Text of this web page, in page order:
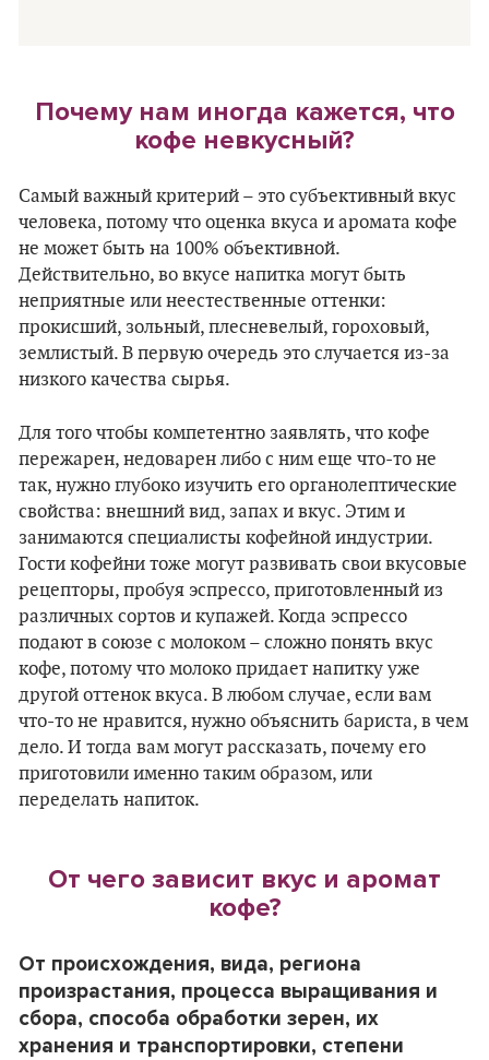
Почему нам иногда кажется, что
кофе невкусный?
Самый важный критерий – это субъективный вкус
человека, потому что оценка вкуса и аромата кофе
не может быть на 100% объективной.
Действительно, во вкусе напитка могут быть
неприятные или неестественные оттенки:
прокисший, зольный, плесневелый, гороховый,
землистый. В первую очередь это случается из-за
низкого качества сырья.
Для того чтобы компетентно заявлять, что кофе
пережарен, недоварен либо с ним еще что-то не
так, нужно глубоко изучить его органолептические
свойства: внешний вид, запах и вкус. Этим и
занимаются специалисты кофейной индустрии.
Гости кофейни тоже могут развивать свои вкусовые
рецепторы, пробуя эспрессо, приготовленный из
различных сортов и купажей. Когда эспрессо
подают в союзе с молоком – сложно понять вкус
кофе, потому что молоко придает напитку уже
другой оттенок вкуса. В любом случае, если вам
что-то не нравится, нужно объяснить бариста, в чем
дело. И тогда вам могут рассказать, почему его
приготовили именно таким образом, или
переделать напиток.
От чего зависит вкус и аромат
кофе?
От происхождения, вида, региона
произрастания, процесса выращивания и
сбора, способа обработки зерен, их
хранения и транспортировки, степени